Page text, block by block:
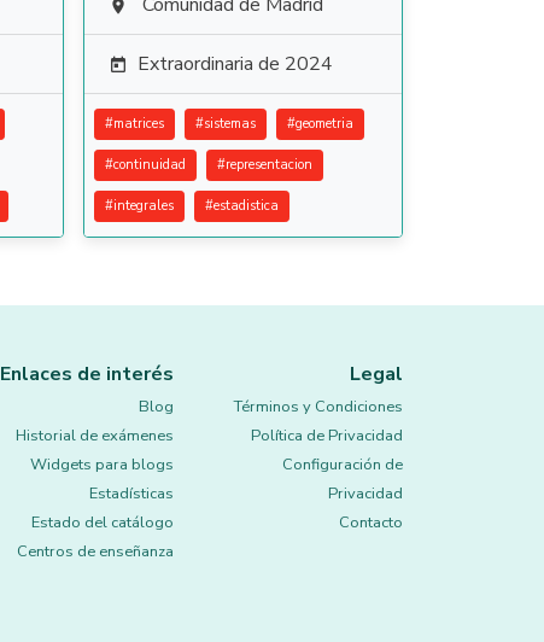

 Extraordinaria de 2024
#matrices #sistemas #geometria
#continuidad #representacion
#integrales #estadistica
Enlaces de interés
Blog
Historial de exámenes
Widgets para blogs
Estadísticas
Estado del catálogo
Centros de enseñanza
Legal
Términos y Condiciones
Política de Privacidad
Configuración de
Privacidad
Contacto